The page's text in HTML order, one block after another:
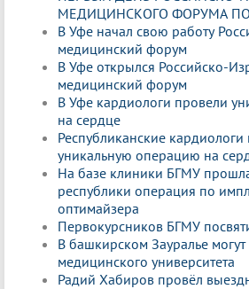
МЕДИЦИНСКОГО ФОРУМА
В Уфе начал свою работу
медицинский форум
В Уфе открылся Российско-
медицинский форум
В Уфе кардиологи провели
на сердце
Республиканские
уникальную операцию на
На базе клиники БГМУ
республики операция по
оптимайзера
Первокурсников БГМУ
В башкирском Зауралье
медицинского университета
Радий Хабиров провёл